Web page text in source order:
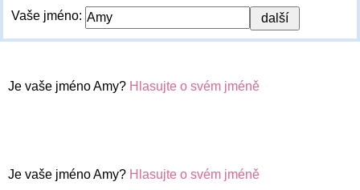
Vaše jméno:
Je vaše jméno Amy? Hlasujte o svém jméně
Je vaše jméno Amy? Hlasujte o svém jméně